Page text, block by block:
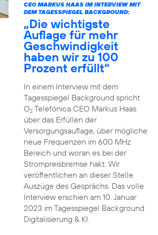
CEO MARKUS HAAS IM INTERVIEW MIT
DEM TAGESSPIEGEL BACKGROUND:
„Die wichtigste
Auflage für mehr
Geschwindigkeit
haben wir zu 100
Prozent erfüllt“
In einem Interview mit dem
Tagesspiegel Background spricht
O2Telefónica CEO Markus Haas
über das Erfüllen der
Versorgungsauflage, über mögliche
neue Frequenzen im 600 MHz
Bereich und woran es bei der
Strompreisbremse hakt. Wir
veröffentlichen an dieser Stelle
Auszüge des Gesprächs. Das volle
Interview erschien am 10. Januar
2023 im Tagesspiegel Background
Digitalisierung & KI.